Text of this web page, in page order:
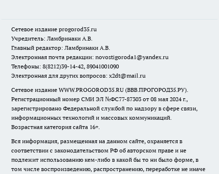
Сетевое издание progorod35.ru
Учредитель: Ламбринаки А.В.
Главный редактор: Ламбринаки А.В.
Электронная почта редакции: novostigoroda1@yandex.ru
Телефоны: 8(8212)39-14-42, 89041001090
Электронная для других вопросов: x2dt@mail.ru
Сетевое издание WWW.PROGOROD35.RU (ВВВ.ПРОГОРОД35.РУ).
Регистрационный номер СМИ ЭЛ №ФС77-87303 от 08 мая 2024 г.,
зарегистрировано Федеральной службой по надзору в сфере связи,
информационных технологий и массовых коммуникаций.
Возрастная категория сайта 16+.
Вся информация, размещенная на данном сайте, охраняется в
соответствии с законодательством РФ об авторском праве и не
подлежит использованию кем-либо в какой бы то ни было форме, в
том числе воспроизведению, распространению, переработке не иначе